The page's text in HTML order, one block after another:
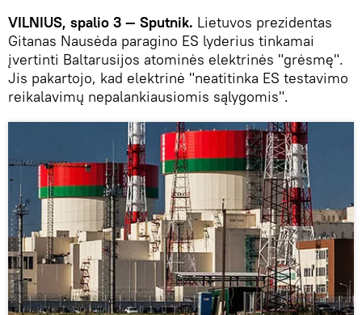
VILNIUS, spalio 3 — Sputnik. Lietuvos prezidentas
Gitanas Nausėda paragino ES lyderius tinkamai
įvertinti Baltarusijos atominės elektrinės "grėsmę".
Jis pakartojo, kad elektrinė "neatitinka ES testavimo
reikalavimų nepalankiausiomis sąlygomis".